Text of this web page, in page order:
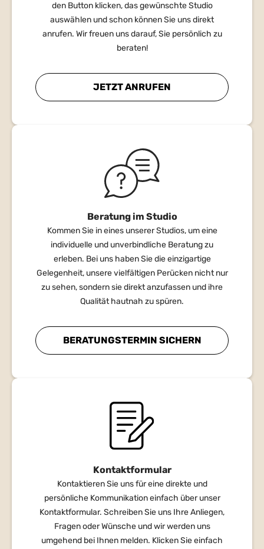
den Button klicken, das gewünschte Studio
auswählen und schon können Sie uns direkt
anrufen. Wir freuen uns darauf, Sie persönlich zu
beraten!
JETZT ANRUFEN
Beratung im Studio
Kommen Sie in eines unserer Studios, um eine
individuelle und unverbindliche Beratung zu
erleben. Bei uns haben Sie die einzigartige
Gelegenheit, unsere vielfältigen Perücken nicht nur
zu sehen, sondern sie direkt anzufassen und ihre
Qualität hautnah zu spüren.
BERATUNGSTERMIN SICHERN
Kontaktformular
Kontaktieren Sie uns für eine direkte und
persönliche Kommunikation einfach über unser
Kontaktformular. Schreiben Sie uns Ihre Anliegen,
Fragen oder Wünsche und wir werden uns
umgehend bei Ihnen melden. Klicken Sie einfach